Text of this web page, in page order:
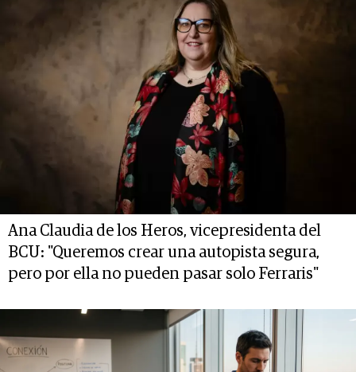
Ana Claudia de los Heros, vicepresidenta del
BCU: "Queremos crear una autopista segura,
pero por ella no pueden pasar solo Ferraris"